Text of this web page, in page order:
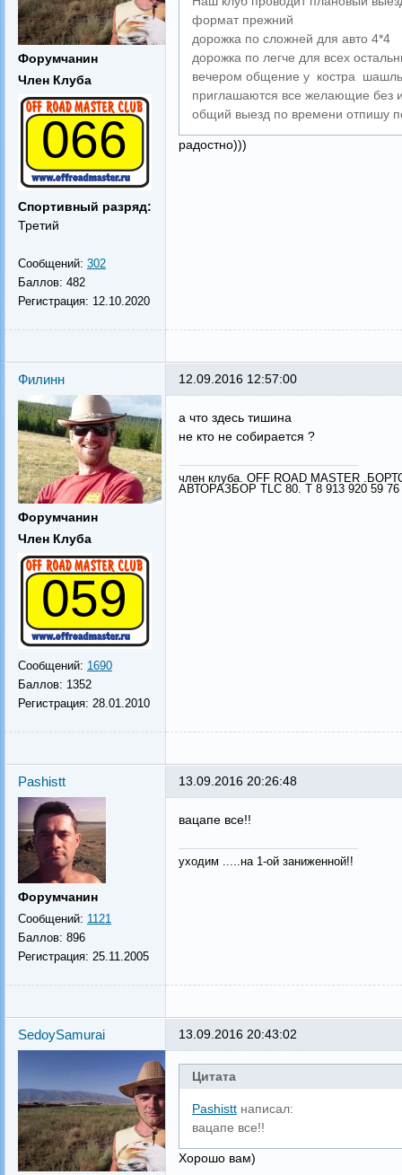
Форумчанин
Член Клуба
066
Спортивный разряд:
Третий
Сообщений: 302
Баллов: 482
Регистрация: 12.10.2020
формат прежний
дорожка по сложней для авто 4*4
дорожка по легче для всех
вечером общение у костра
приглашаются все желающие без
общий выезд по времени отпишу
радостно)))
Филинн
Форумчанин
Член Клуба
059
Сообщений: 1690
Баллов: 1352
Регистрация: 28.01.2010
12.09.2016 12:57:00
а что здесь тишина
не кто не собирается ?
член клуба. OFF ROAD MASTER
АВТОРАЗБОР TLC 80. Т 8 913 920 59 76
Pashistt
Форумчанин
Сообщений: 1121
Баллов: 896
Регистрация: 25.11.2005
13.09.2016 20:26:48
вацапе все!!
уходим .....на 1-ой заниженной!!
SedoySamurai 13.09.2016 20:43:02
Цитата
Pashisttнаписал:
вацапе все!!
Хорошо вам)